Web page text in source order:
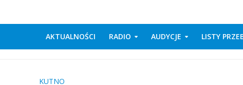
AKTUALNOŚCI RADIO AUDYCJE LISTY
KUTNO